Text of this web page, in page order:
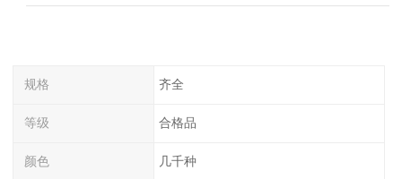
规格 齐全
等级 合格品
颜色 几千种